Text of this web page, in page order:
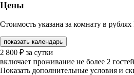
Цены
Стоимость указана за комнату в
показать календарь
2 800 ₽ за сутки
включает проживание не более 2 гостей
Показать дополнительные условия и